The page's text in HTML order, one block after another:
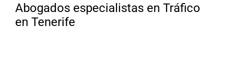
Abogados especialistas en Tráfico
en Tenerife